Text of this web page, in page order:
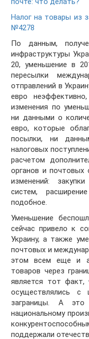
Налог на товары из
№4278
По данным,
инфраструктуры
20, уменьшение в
пересылки
отправлений в
евро
изменения по
ни данными о
евро, которые
посылки, ни
налоговых
расчетом
органов и почтовых
изменений:
систем,
подобное.
Уменьшение
сейчас привело к
Украину, а также
почтовых и
этом всем еще и
товаров через
является тот факт,
осуществлялись с
заграницы. А
национальному
поддержали